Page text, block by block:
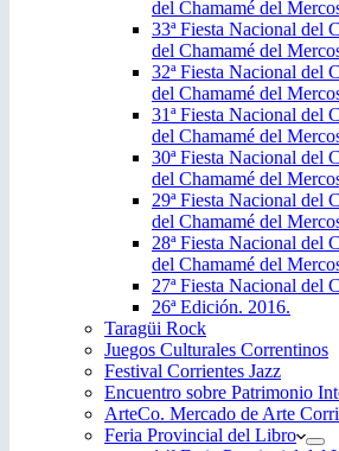
del Chamamé del
33ª Fiesta Nacional del
del Chamamé del
32ª Fiesta Nacional del
del Chamamé del
31ª Fiesta Nacional del
del Chamamé del
30ª Fiesta Nacional del
del Chamamé del
29ª Fiesta Nacional del
del Chamamé del
28ª Fiesta Nacional del
del Chamamé del
27ª Fiesta Nacional del
26ª Edición. 2016.
Taragüi Rock
Juegos Culturales Correntinos
Festival Corrientes Jazz
Encuentro sobre Patrimonio
ArteCo. Mercado de Arte
Feria Provincial del Libro